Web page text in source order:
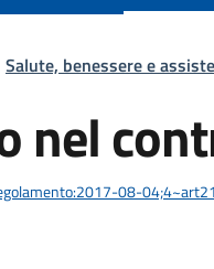
pane
Salute, benessere e
nel
08-04;4~art21